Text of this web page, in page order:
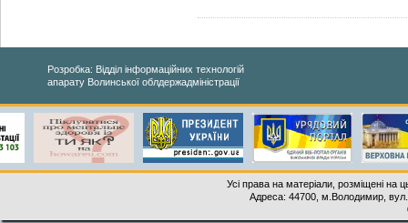
Розробка: Відділ інформаційних технологій
апарату Волинської облдержадміністрації
Усі права на матеріали, розміщені на
Адреса: 44700, м.Володимир,